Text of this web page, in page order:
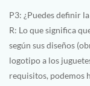
P3: ¿Puedes definir
R: Lo que significa
según sus diseños
logotipo a los
requisitos, podemos